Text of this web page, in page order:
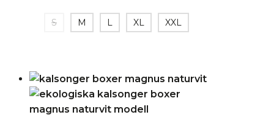
S M L XL XXL